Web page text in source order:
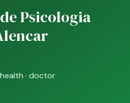
Psicologia
· doctor